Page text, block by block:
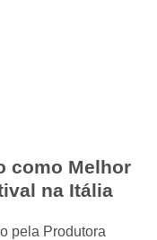
como Melhor
na Itália
pela Produtora